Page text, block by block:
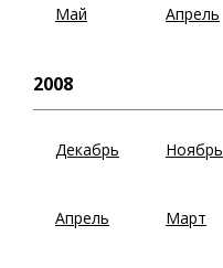
Май Апрель
2008
Декабрь Ноябрь
Апрель Март